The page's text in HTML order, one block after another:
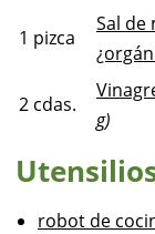
1 pizca
Sal de
2 cdas.
g)
robot de